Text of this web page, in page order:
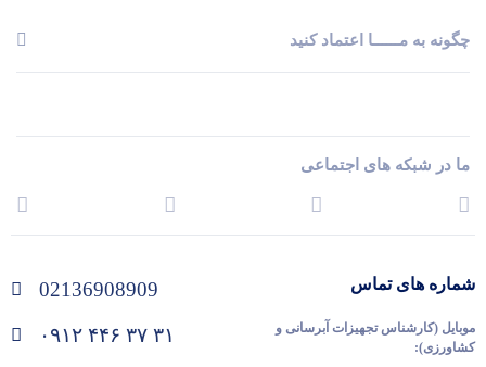
چگونه به مــــــا اعتماد کنید
ما در شبکه های اجتماعی
شماره های تماس
موبایل (کارشناس تجهیزات آبرسانی و
کشاورزی):
02136908909
۰۹۱۲ ۴۴۶ ۳۷ ۳۱